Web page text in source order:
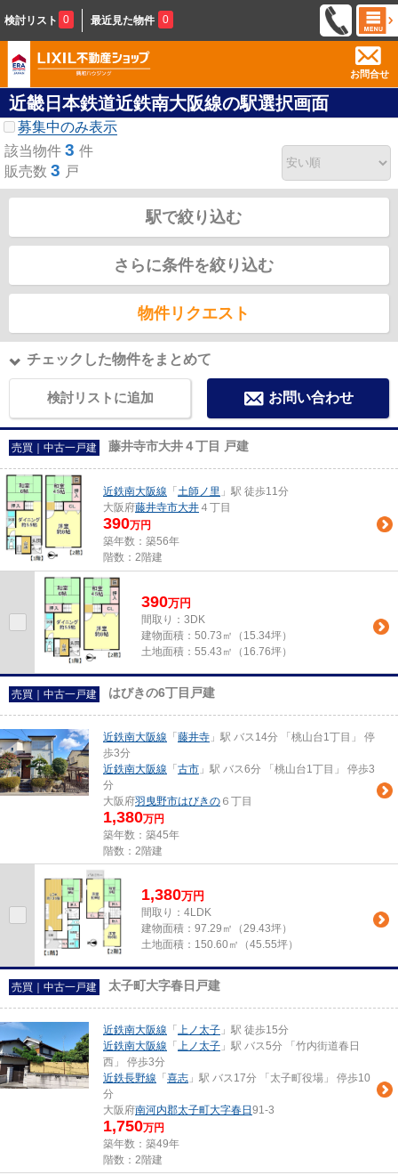
検討リスト 0 最近見た物件 0
お問合せ
近畿日本鉄道近鉄南大阪線の駅選択画面
募集中のみ表示
該当物件 3 件
販売数 3 戸
駅で絞り込む
さらに条件を絞り込む
物件リクエスト
チェックした物件をまとめて
検討リストに追加 お問い合わせ
売買｜中古一戸建 藤井寺市大井４丁目 戸建
近鉄南大阪線 「 土師ノ里 」駅 徒歩11分
大阪府藤井寺市大井 ４丁目
390万円
築年数：築56年
階数：2階建
390万円
間取り：3DK
建物面積： 50.73㎡（15.34坪）
土地面積： 55.43㎡（16.76坪）
売買｜中古一戸建 はびきの6丁目戸建
近鉄南大阪線 「 藤井寺 」駅 バス14分 「桃山台1丁目」 停
歩3分
近鉄南大阪線 「 古市 」駅 バス6分 「桃山台1丁目」 停歩3
分
大阪府羽曳野市はびきの ６丁目
1,380万円
築年数：築45年
階数：2階建
1,380万円
間取り：4LDK
建物面積： 97.29㎡（29.43坪）
土地面積： 150.60㎡（45.55坪）
売買｜中古一戸建 太子町大字春日戸建
近鉄南大阪線 「 上ノ太子 」駅 徒歩15分
近鉄南大阪線 「 上ノ太子 」駅 バス5分 「竹内街道春日
西」 停歩3分
近鉄長野線 「 喜志 」駅 バス17分 「太子町役場」 停歩10
分
大阪府南河内郡太子町大字春日 91-3
1,750万円
築年数：築49年
階数：2階建